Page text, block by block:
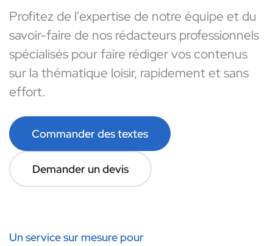
Profitez de l'expertise de notre équipe et du
savoir-faire de nos rédacteurs professionnels
spécialisés pour faire rédiger vos contenus
sur la thématique loisir, rapidement et sans
effort.
Commander des textes
Demander un devis
Un service sur mesure pour